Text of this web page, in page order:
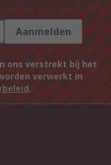
Aanmelden
ons verstrekt bij het
verwerkt in
.